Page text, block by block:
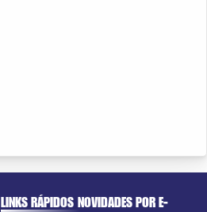
LINKS RÁPIDOS NOVIDADES POR E-